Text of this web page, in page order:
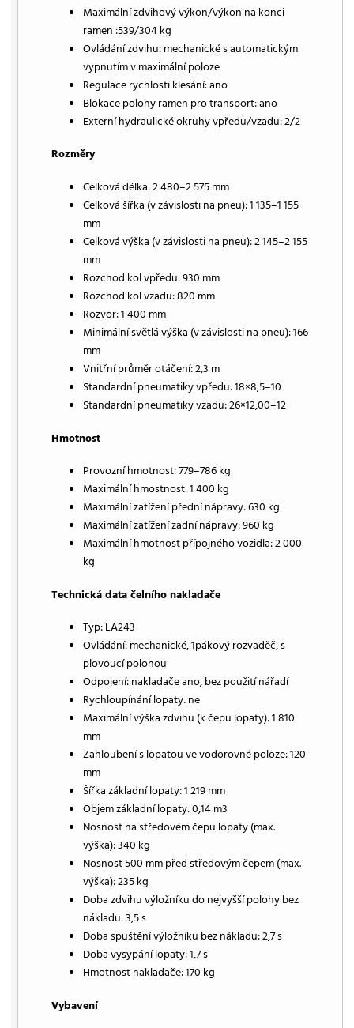
Maximální zdvihový výkon/výkon na konci
ramen :539/304 kg
Ovládání zdvihu: mechanické s automatickým
vypnutím v maximální poloze
Regulace rychlosti klesání: ano
Blokace polohy ramen pro transport: ano
Externí hydraulické okruhy vpředu/vzadu: 2/2
Rozměry
Celková délka: 2 480–2 575 mm
Celková šířka (v závislosti na pneu): 1 135–1 155
mm
Celková výška (v závislosti na pneu): 2 145–2 155
mm
Rozchod kol vpředu: 930 mm
Rozchod kol vzadu: 820 mm
Rozvor: 1 400 mm
Minimální světlá výška (v závislosti na pneu): 166
mm
Vnitřní průměr otáčení: 2,3 m
Standardní pneumatiky vpředu: 18×8,5–10
Standardní pneumatiky vzadu: 26×12,00–12
Hmotnost
Provozní hmotnost: 779–786 kg
Maximální hmostnost: 1 400 kg
Maximální zatížení přední nápravy: 630 kg
Maximální zatížení zadní nápravy: 960 kg
Maximální hmotnost přípojného vozidla: 2 000
kg
Technická data čelního nakladače
Typ: LA243
Ovládání: mechanické, 1pákový rozvaděč, s
plovoucí polohou
Odpojení: nakladače ano, bez použití nářadí
Rychloupínání lopaty: ne
Maximální výška zdvihu (k čepu lopaty): 1 810
mm
Zahloubení s lopatou ve vodorovné poloze: 120
mm
Šířka základní lopaty: 1 219 mm
Objem základní lopaty: 0,14 m3
Nosnost na středovém čepu lopaty (max.
výška): 340 kg
Nosnost 500 mm před středovým čepem (max.
výška): 235 kg
Doba zdvihu výložníku do nejvyšší polohy bez
nákladu: 3,5 s
Doba spuštění výložníku bez nákladu: 2,7 s
Doba vysypání lopaty: 1,7 s
Hmotnost nakladače: 170 kg
Vybavení